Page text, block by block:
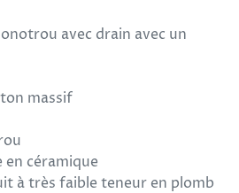
avec drain avec un
massif
en céramique
à très faible teneur en plomb